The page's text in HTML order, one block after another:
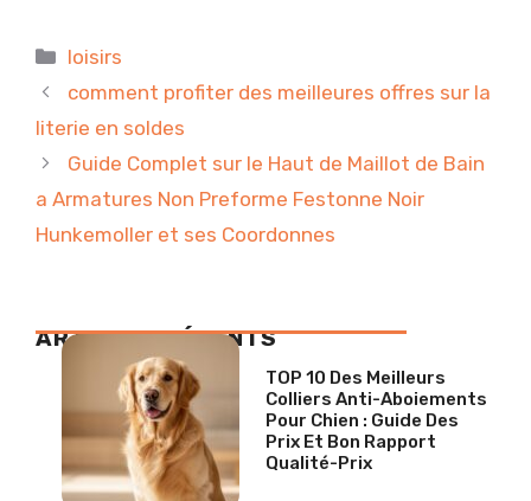
Catégories
loisirs
comment profiter des meilleures offres sur la
literie en soldes
Guide Complet sur le Haut de Maillot de Bain
a Armatures Non Preforme Festonne Noir
Hunkemoller et ses Coordonnes
ARTICLES RÉCENTS
TOP 10 Des Meilleurs
Colliers Anti-Aboiements
Pour Chien : Guide Des
Prix Et Bon Rapport
Qualité-Prix